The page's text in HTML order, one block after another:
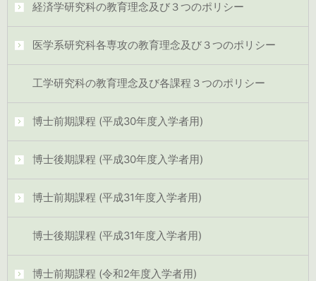
経済学研究科の教育理念及び３つのポリシー
医学系研究科各専攻の教育理念及び３つのポリシー
工学研究科の教育理念及び各課程３つのポリシー
博士前期課程 (平成30年度入学者用)
博士後期課程 (平成30年度入学者用)
博士前期課程 (平成31年度入学者用)
博士後期課程 (平成31年度入学者用)
博士前期課程 (令和2年度入学者用)